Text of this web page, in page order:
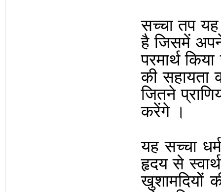
सच्चा तप
है जिसमें
परमार्थ
की सहायता
जितने
करेंगे ।
यह सच्चा
हृदय से
खुशामदियों